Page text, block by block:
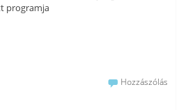
programja
Hozzászólás